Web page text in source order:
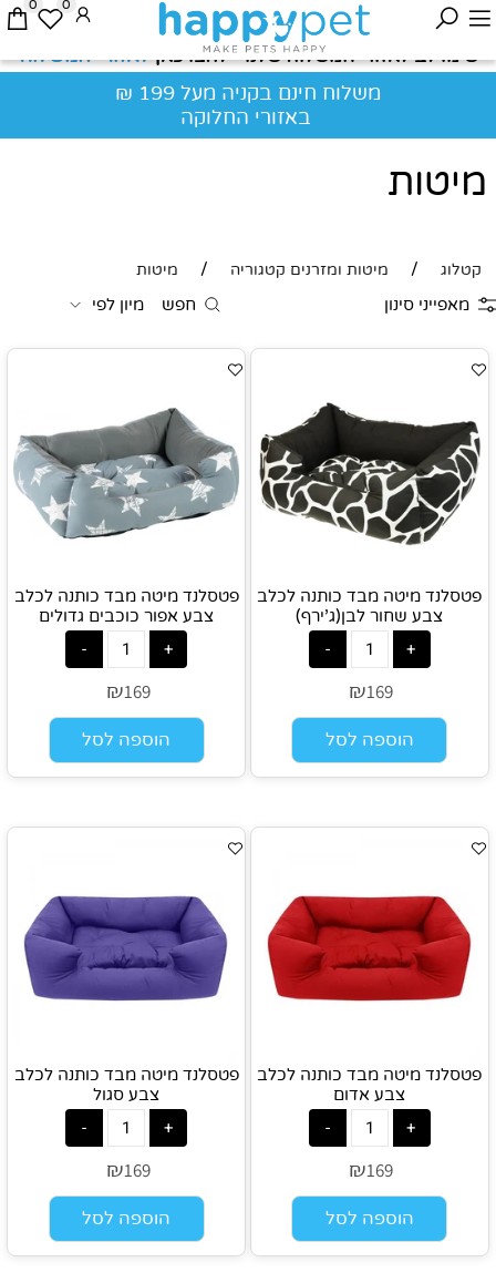
שימו לב לאזורי המשלוח שלנו - לחצו כאןלאזורי המשלוח
משלוח חינם בקניה מעל 199 ₪
באזורי החלוקה
0 0
מיטות
קטלוג / מיטות ומזרנים קטגוריה / מיטות
מאפייני סינון חפש מיון לפי
פטסלנד מיטה מבד כותנה לכלב
צבע שחור לבן(ג'ירף)
₪169
הוספה לסל
פטסלנד מיטה מבד כותנה לכלב
צבע אפור כוכבים גדולים
₪169
הוספה לסל
פטסלנד מיטה מבד כותנה לכלב
צבע אדום
₪169
הוספה לסל
פטסלנד מיטה מבד כותנה לכלב
צבע סגול
₪169
הוספה לסל